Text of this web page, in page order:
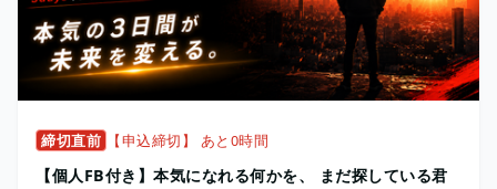
締切直前 【申込締切】 あと0時間
【個人FB付き】本気になれる何かを、 まだ探している君